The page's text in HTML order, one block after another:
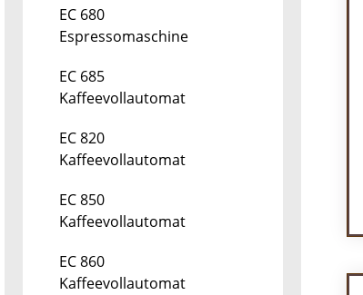
EC 680
Espressomaschine
EC 685
Kaffeevollautomat
EC 820
Kaffeevollautomat
EC 850
Kaffeevollautomat
EC 860
Kaffeevollautomat